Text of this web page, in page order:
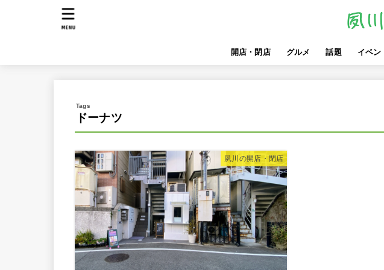
開店・閉店 グルメ 話題 イベン
MENU
ドーナツ
夙川の開店・閉店